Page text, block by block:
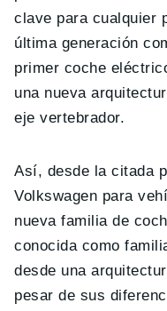
clave para cualquier
última generación
primer coche
una nueva
eje vertebrador.
Así, desde la citada
Volkswagen para
nueva familia de
conocida como
desde una
pesar de sus